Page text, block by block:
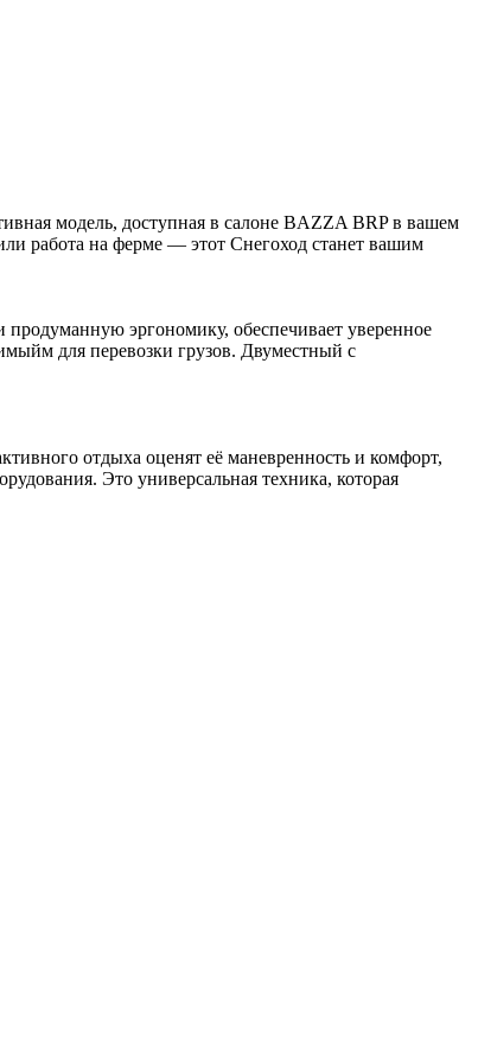
модель, доступная в салоне BAZZA BRP в вашем
работа на ферме — этот Снегоход станет вашим
эргономику, обеспечивает уверенное
для перевозки грузов. Двуместный с
отдыха оценят её маневренность и комфорт,
Это универсальная техника, которая